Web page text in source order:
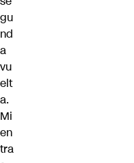
gu
nd
a
vu
elt
a.
Mi
en
tra